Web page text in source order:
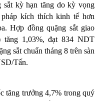
kỳ hạn tăng do kỳ vọng
kích thích kinh tế hơn
Hợp đồng quặng sắt giao
1,03%, đạt 834 NDT
sắt chuẩn tháng 8 trên sàn
Tấn.
tăng trưởng 4,7% trong quý